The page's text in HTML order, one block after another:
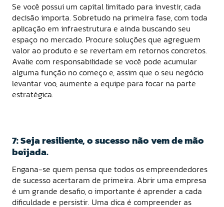
Se você possui um capital limitado para investir, cada
decisão importa. Sobretudo na primeira fase, com toda
aplicação em infraestrutura e ainda buscando seu
espaço no mercado. Procure soluções que agreguem
valor ao produto e se revertam em retornos concretos.
Avalie com responsabilidade se você pode acumular
alguma função no começo e, assim que o seu negócio
levantar voo, aumente a equipe para focar na parte
estratégica.
7: Seja resiliente, o sucesso não vem de mão
beijada.
Engana-se quem pensa que todos os empreendedores
de sucesso acertaram de primeira. Abrir uma empresa
é um grande desafio, o importante é aprender a cada
dificuldade e persistir. Uma dica é compreender as